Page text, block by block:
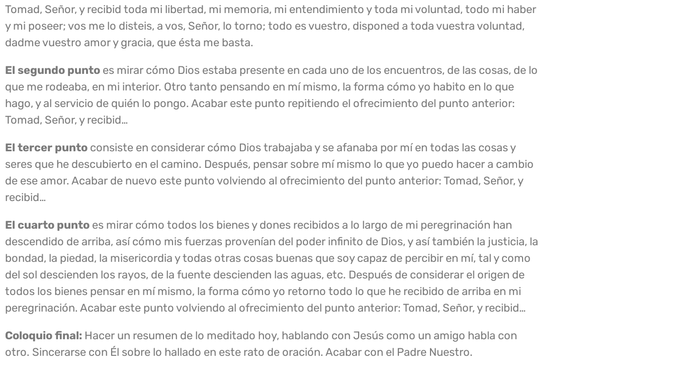
Tomad, Señor, y recibid toda mi libertad, mi memoria, mi entendimiento y toda mi voluntad, todo mi haber
y mi poseer; vos me lo disteis, a vos, Señor, lo torno; todo es vuestro, disponed a toda vuestra voluntad,
dadme vuestro amor y gracia, que ésta me basta.
El segundo punto es mirar cómo Dios estaba presente en cada uno de los encuentros, de las cosas, de lo
que me rodeaba, en mi interior. Otro tanto pensando en mí mismo, la forma cómo yo habito en lo que
hago, y al servicio de quién lo pongo. Acabar este punto repitiendo el ofrecimiento del punto anterior:
Tomad, Señor, y recibid…
El tercer punto consiste en considerar cómo Dios trabajaba y se afanaba por mí en todas las cosas y
seres que he descubierto en el camino. Después, pensar sobre mí mismo lo que yo puedo hacer a cambio
de ese amor. Acabar de nuevo este punto volviendo al ofrecimiento del punto anterior: Tomad, Señor, y
recibid…
El cuarto punto es mirar cómo todos los bienes y dones recibidos a lo largo de mi peregrinación han
descendido de arriba, así cómo mis fuerzas provenían del poder infinito de Dios, y así también la justicia, la
bondad, la piedad, la misericordia y todas otras cosas buenas que soy capaz de percibir en mí, tal y como
del sol descienden los rayos, de la fuente descienden las aguas, etc. Después de considerar el origen de
todos los bienes pensar en mí mismo, la forma cómo yo retorno todo lo que he recibido de arriba en mi
peregrinación. Acabar este punto volviendo al ofrecimiento del punto anterior: Tomad, Señor, y recibid…
Coloquio final: Hacer un resumen de lo meditado hoy, hablando con Jesús como un amigo habla con
otro. Sincerarse con Él sobre lo hallado en este rato de oración. Acabar con el Padre Nuestro.